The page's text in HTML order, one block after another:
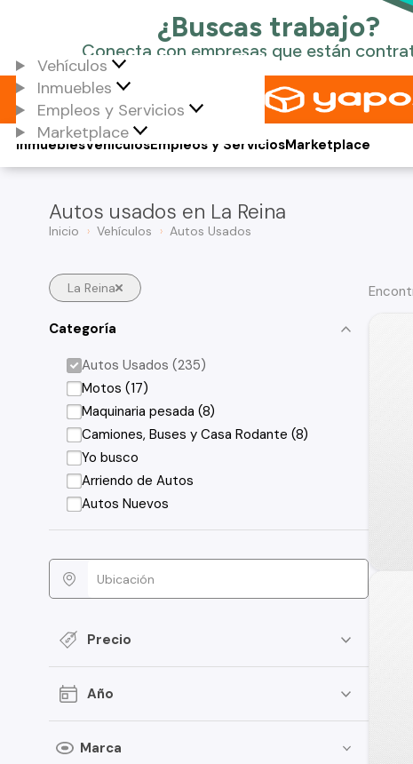
Vehículos
Inmuebles
Empleos y Servicios
Marketplace
Vehículos
Inmuebles Empleos y ServiciosMarketplace
Autos usados en La Reina
Inicio Vehículos Autos Usados
La Reina
Categoría
Autos Usados (235)
Motos (17)
Maquinaria pesada (8)
Camiones, Buses y Casa Rodante (8)
Yo busco
Arriendo de Autos
Autos Nuevos
Precio
Año
Marca